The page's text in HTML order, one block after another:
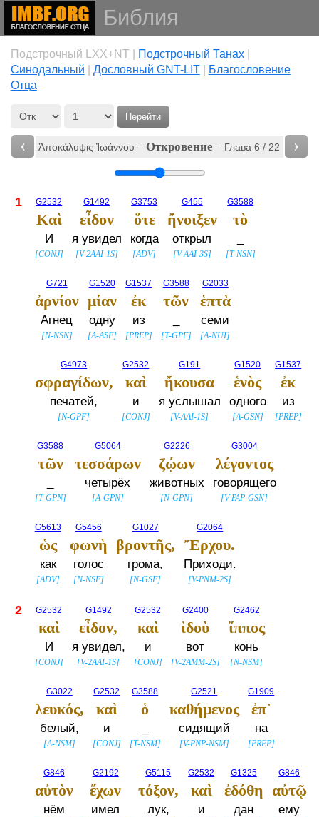
Библия
Подстрочный LXX+NT| Подстрочный Танах|
Cинодальный
Дословный GNT-LIT|
Благословение
Отца
Перейти
‹ Ἀποκάλυψις Ἰωάννου –Откровение – Глава 6 / 22 ›
1 G2532
Καὶ
И
[CONJ]
G1492
εἶδον
я увидел
[V-2AAI-1S]
G3753
ὅτε
когда
[ADV]
G455
ἤνοιξεν
открыл
[V-AAI-3S]
G3588
τὸ
[T-NSN]
G721
ἀρνίον
Агнец
[N-NSN]
G1520
μίαν
одну
[A-ASF]
G1537
ἐκ
из
[PREP]
G3588
τῶν
[T-GPF]
G2033
ἑπτὰ
семи
[A-NUI]
G4973
σφραγίδων,
печатей,
[N-GPF]
G2532
καὶ
и
[CONJ]
G191
ἤκουσα
я услышал
[V-AAI-1S]
G1520
ἑνὸς
одного
[A-GSN]
G1537
ἐκ
из
[PREP]
G3588
τῶν
[T-GPN]
G5064
τεσσάρων
четырёх
[A-GPN]
G2226
ζῴων
животных
[N-GPN]
G3004
λέγοντος
говорящего
[V-PAP-GSN]
G5613
ὡς
как
[ADV]
G5456
φωνὴ
голос
[N-NSF]
G1027
βροντῆς,
грома,
[N-GSF]
G2064
Ἔρχου.
Приходи.
[V-PNM-2S]
2 G2532
καὶ
И
[CONJ]
G1492
εἶδον,
я увидел,
[V-2AAI-1S]
G2532
καὶ
и
[CONJ]
G2400
ἰδοὺ
вот
[V-2AMM-2S]
G2462
ἵππος
конь
[N-NSM]
G3022
λευκός,
белый,
[A-NSM]
G2532
καὶ
и
[CONJ]
G3588
ὁ
[T-NSM]
G2521
καθήμενος
сидящий
[V-PNP-NSM]
G1909
ἐπ᾽
на
[PREP]
G846
αὐτὸν
нём
G2192
ἔχων
имел
G5115
τόξον,
лук,
G2532
καὶ
и
G1325
ἐδόθη
дан
G846
αὐτῷ
ему